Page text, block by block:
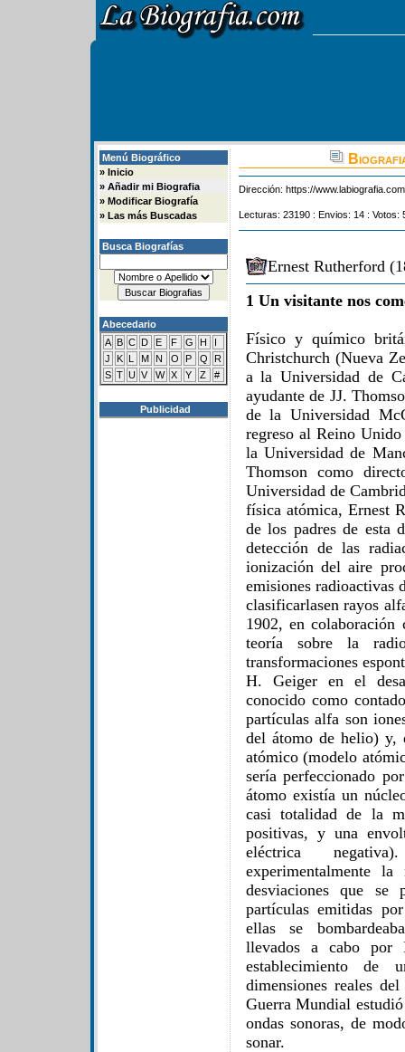
Menú Biográfico
» Inicio
» Añadir mi Biografia
» Modificar Biografía
» Las más Buscadas
Busca Biografías
Abecedario
A B C D E F G H
I
J
K L M N O P Q
R
S T U V W X Y Z #
Publicidad
Dirección: https://
Lecturas: 23190 : Envios: 14 : Votos:
Ernest Rutherford
1 Un visitante nos
Físico y químico
Christchurch (Nueva
a la Universidad de
ayudante de JJ.
de la Universidad
regreso al Reino
la Universidad de
Thomson como
Universidad de
física atómica, Ernest
de los padres de esta
detección de las
ionización del aire
emisiones radioactivas
clasificarlasen rayos
1902, en
teoría sobre la
transformaciones
H. Geiger en el
conocido como
partículas alfa son
del átomo de helio) y,
atómico (modelo
sería perfeccionado
átomo existía un
casi totalidad de la
positivas, y una
eléctrica
experimentalmente
desviaciones que
partículas emitidas
ellas se
llevados a cabo por
establecimiento
dimensiones reales
Guerra Mundial
ondas sonoras, de
sonar.